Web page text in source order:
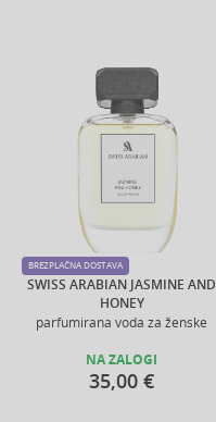
SWISS ARABIAN JASMINE AND
HONEY
parfumirana voda za ženske
BREZPLAČNA DOSTAVA
NA ZALOGI
35,00 €